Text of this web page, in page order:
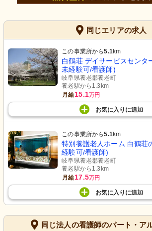
同じエリアの求人
この事業所から5.1km
白鶴荘 デイサービスセンタ
未経験可/看護師)
岐阜県養老郡養老町
養老駅から1.3km
月給15.1万円
お気に入り に追加
この事業所から5.1km
特別養護老人ホーム 白鶴荘
経験可/看護師)
岐阜県養老郡養老町
養老駅から1.3km
月給17.5万円
お気に入り に追加
同じ法人の看護師のパート・ア